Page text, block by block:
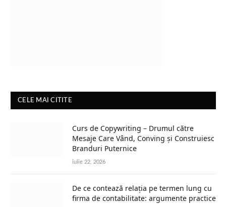
CELE MAI CITITE
Curs de Copywriting – Drumul către
Mesaje Care Vând, Conving și Construiesc
Branduri Puternice
iulie 22, 2026
De ce contează relația pe termen lung cu
firma de contabilitate: argumente practice